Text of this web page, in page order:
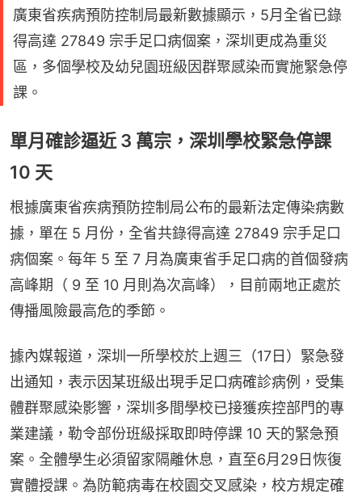
廣東省疾病預防控制局最新數據顯示，5月全省已錄
得高達 27849 宗手足口病個案，深圳更成為重災
區，多個學校及幼兒園班級因群聚感染而實施緊急停
課。
單月確診逼近 3 萬宗，深圳學校緊急停課
10 天
根據廣東省疾病預防控制局公布的最新法定傳染病數
據，單在 5 月份，全省共錄得高達 27849 宗手足口
病個案。每年 5 至 7 月為廣東省手足口病的首個發病
高峰期（ 9 至 10 月則為次高峰），目前兩地正處於
傳播風險最高危的季節。
據內媒報道，深圳一所學校於上週三（17日）緊急發
出通知，表示因某班級出現手足口病確診病例，受集
體群聚感染影響，深圳多間學校已接獲疾控部門的專
業建議，勒令部份班級採取即時停課 10 天的緊急預
案。全體學生必須留家隔離休息，直至6月29日恢復
實體授課。為防範病毒在校園交叉感染，校方規定確